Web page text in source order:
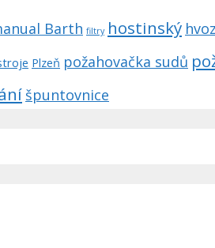
Barth filtry hostinský
Plzeň požahovačka sudů
špuntovnice